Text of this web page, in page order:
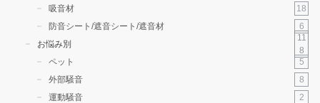
吸音材
18
防音シート/遮音シート/遮音材
6
お悩み別
11
8
ペット
5
外部騒音
8
運動騒音
2